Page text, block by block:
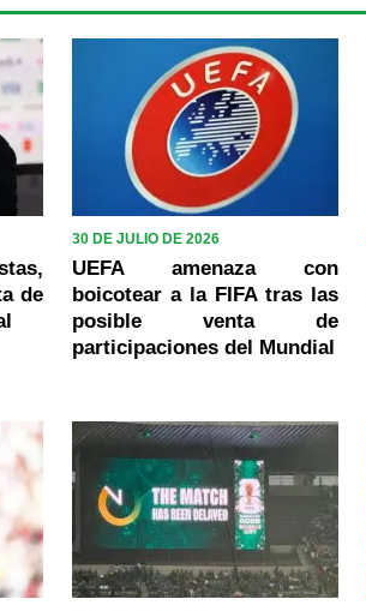
de
30 DE JULIO DE 2026
UEFA amenaza con
boicotear a la FIFA tras las
posible venta de
participaciones del Mundial